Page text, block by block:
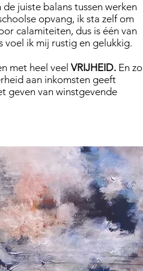
juiste balans tussen werken
opvang, ik sta zelf om
calamiteiten, dus is één van
voel ik mij rustig en gelukkig.
met heel veel VRIJHEID. En zo
aan inkomsten geeft
geven van winstgevende